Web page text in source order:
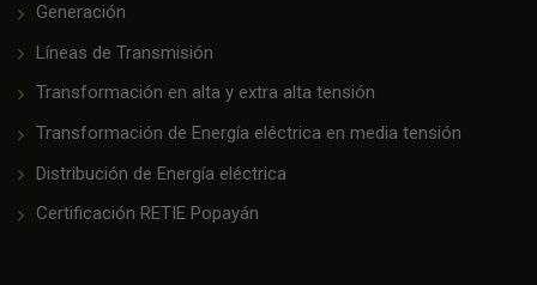
Generación
Líneas de Transmisión
Transformación en alta y extra alta tensión
Transformación de Energía eléctrica en media tensión
Distribución de Energía eléctrica
Certificación RETIE Popayán